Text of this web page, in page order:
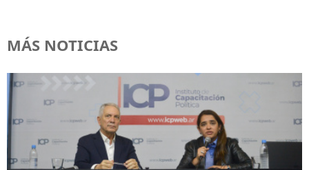
MÁS NOTICIAS